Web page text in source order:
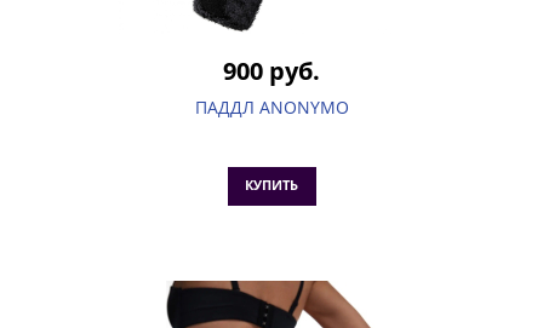
900 руб.
ПАДДЛ ANONYMO
КУПИТЬ